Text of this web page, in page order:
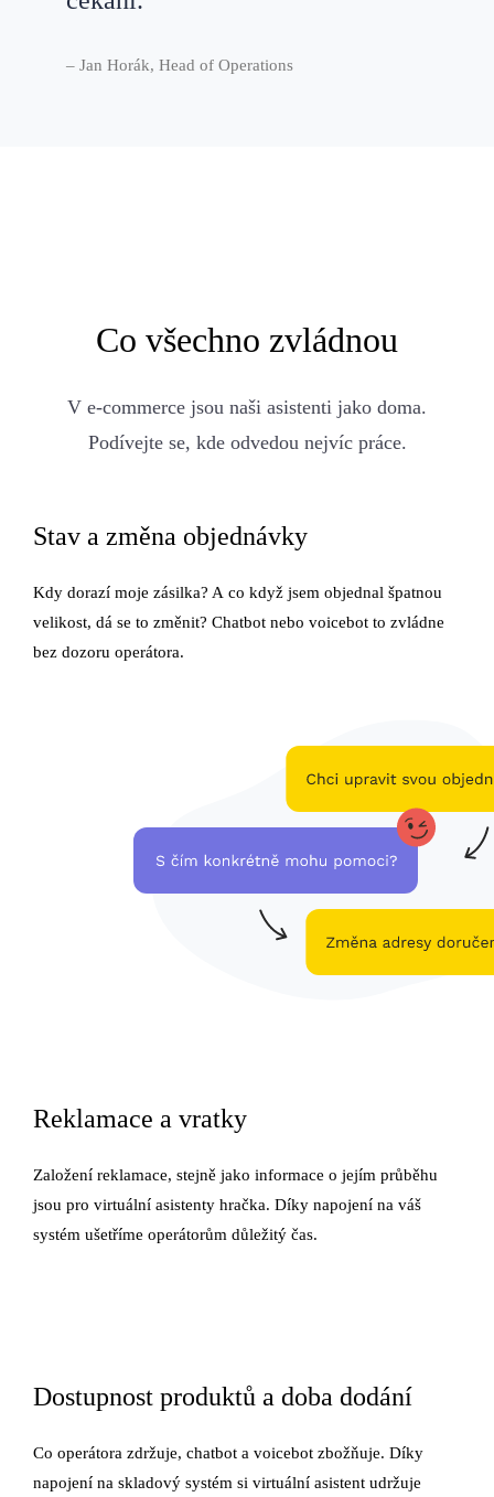
– Jan Horák, Head of Operations
Co všechno zvládnou
V e-commerce jsou naši asistenti jako doma.
Podívejte se, kde odvedou nejvíc práce.
Stav a změna objednávky
Kdy dorazí moje zásilka? A co když jsem objednal špatnou
velikost, dá se to změnit? Chatbot nebo voicebot to zvládne
bez dozoru operátora.
Reklamace a vratky
Založení reklamace, stejně jako informace o jejím průběhu
jsou pro virtuální asistenty hračka. Díky napojení na váš
systém ušetříme operátorům důležitý čas.
Dostupnost produktů a doba dodání
Co operátora zdržuje, chatbot a voicebot zbožňuje. Díky
napojení na skladový systém si virtuální asistent udržuje